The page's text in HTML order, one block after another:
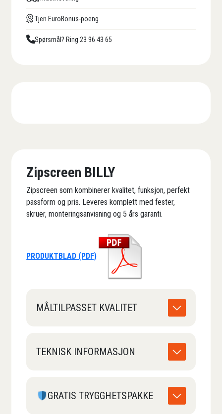
Tjen EuroBonus-poeng
Spørsmål? Ring 23 96 43 65
Zipscreen BILLY
Zipscreen som kombinerer kvalitet, funksjon, perfekt
passform og pris. Leveres komplett med fester,
skruer, monteringsanvisning og 5 års garanti.
PRODUKTBLAD (PDF)
MÅLTILPASSET KVALITET
TEKNISK INFORMASJON
GRATIS TRYGGHETSPAKKE